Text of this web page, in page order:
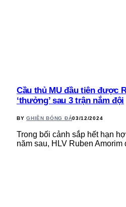
Cầu thủ MU đầu tiên được
‘thưởng’ sau 3 trận nắm đội
BY GHIỀN BÓNG ĐÁ03/12/2024
Trong bối cảnh sắp hết hạn
năm sau, HLV Ruben